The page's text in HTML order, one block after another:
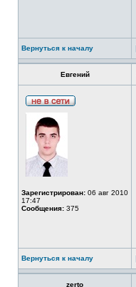
Вернуться к началу
Евгений
Зарегистрирован: 06 авг 2010
17:47
Сообщения: 375
Вернуться к началу
zerto